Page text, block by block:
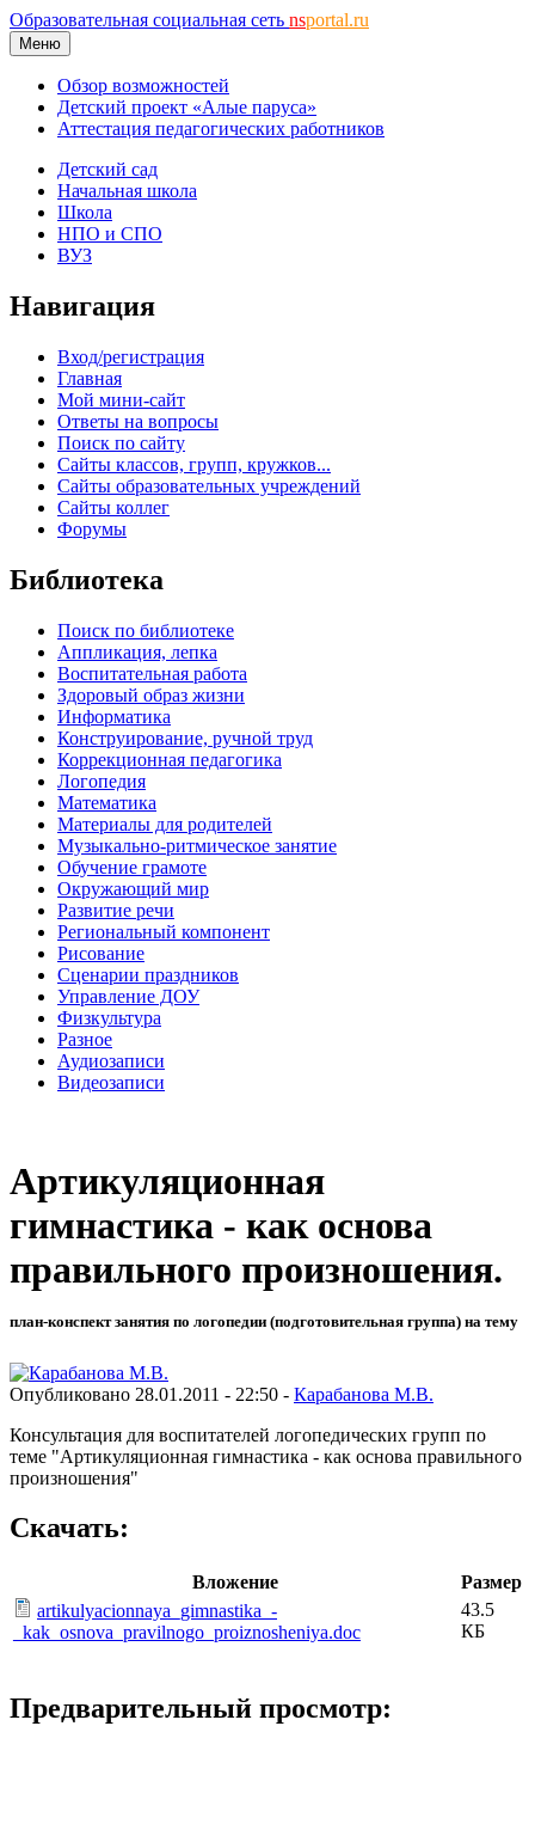
Образовательная социальная сеть nsportal.ru
Меню
Обзор возможностей
Детский проект «Алые паруса»
Аттестация педагогических работников
Детский сад
Начальная школа
Школа
НПО и СПО
ВУЗ
Навигация
Вход/регистрация
Главная
Мой мини-сайт
Ответы на вопросы
Поиск по сайту
Сайты классов, групп, кружков...
Сайты образовательных учреждений
Сайты коллег
Форумы
Библиотека
Поиск по библиотеке
Аппликация, лепка
Воспитательная работа
Здоровый образ жизни
Информатика
Конструирование, ручной труд
Коррекционная педагогика
Логопедия
Математика
Материалы для родителей
Музыкально-ритмическое занятие
Обучение грамоте
Окружающий мир
Развитие речи
Региональный компонент
Рисование
Сценарии праздников
Управление ДОУ
Физкультура
Разное
Аудиозаписи
Видеозаписи
Артикуляционная
гимнастика - как основа
правильного произношения.
план-конспект занятия по логопедии (подготовительная группа) на тему
Опубликовано 28.01.2011 - 22:50 - Карабанова М.В.
Консультация для воспитателей логопедических групп по
теме "Артикуляционная гимнастика - как основа правильного
произношения"
Скачать:
Вложение
Размер
artikulyacionnaya_gimnastika_-
_kak_osnova_pravilnogo_proiznosheniya.doc
43.5
КБ
Предварительный просмотр: